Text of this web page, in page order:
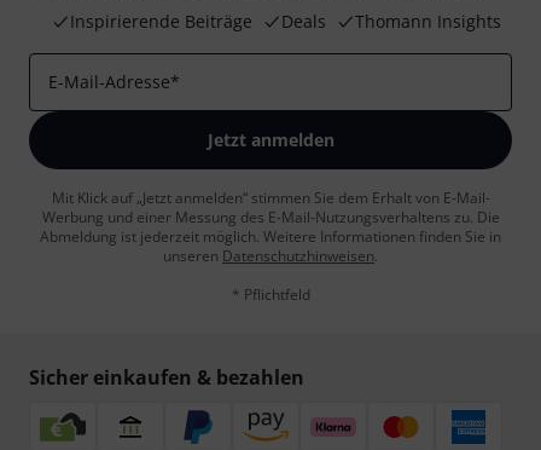
Inspirierende Beiträge
Deals Thomann Insights
E-Mail-Adresse*
Jetzt anmelden
Mit Klick auf „Jetzt anmelden“ stimmen Sie dem Erhalt von E-Mail-
Werbung und einer Messung des E-Mail-Nutzungsverhaltens zu. Die
Abmeldung ist jederzeit möglich. Weitere Informationen finden Sie in
unseren Datenschutzhinweisen.
* Pflichtfeld
Sicher einkaufen & bezahlen